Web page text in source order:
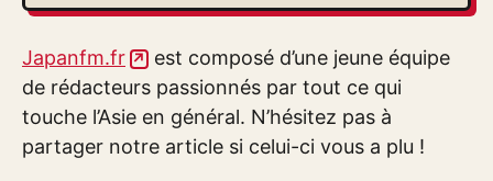
Japanfm.fr
est composé d’une jeune équipe
de rédacteurs passionnés par tout ce qui
touche l’Asie en général. N’hésitez pas à
partager notre article si celui-ci vous a plu !